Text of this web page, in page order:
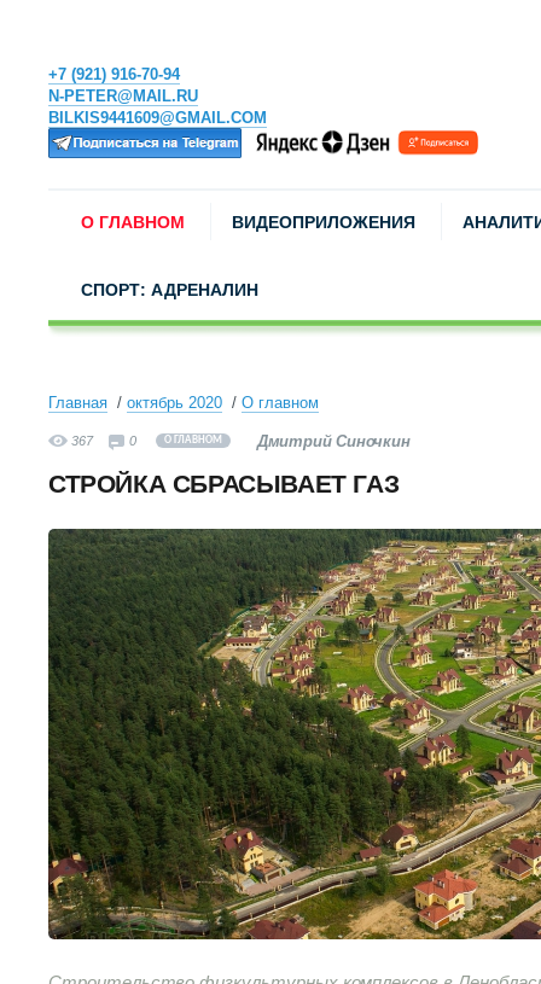
+7 (921) 916-70-94
N-PETER@MAIL.RU
BILKIS9441609@GMAIL.COM
О ГЛАВНОМ ВИДЕОПРИЛОЖЕНИЯ
СПОРТ: АДРЕНАЛИН
Главная октябрь 2020 О главном
367 0 О ГЛАВНОМ Дмитрий Синочкин
СТРОЙКА СБРАСЫВАЕТ ГАЗ